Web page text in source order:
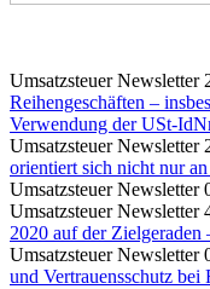
Umsatzsteuer Newsletter
Reihengeschäften –
Verwendung der USt-​
Umsatzsteuer Newsletter
orientiert sich nicht nur
Umsatzsteuer Newsletter
Umsatzsteuer Newsletter
2020 auf der Zielgeraden
Umsatzsteuer Newsletter
und Vertrauensschutz bei